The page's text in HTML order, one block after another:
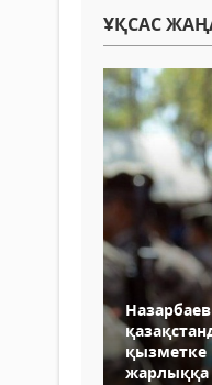
ҰҚСАС
Назарбаев
қызметке